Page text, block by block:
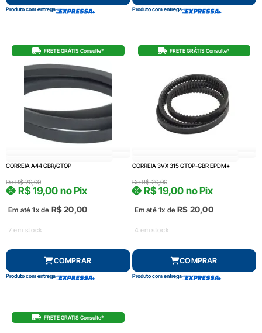
Produto com entrega Produto com entrega
FRETE GRÁTIS Consulte*
CORREIA A44 GBR/GTOP
DeR$20,00
Em até 1x de R$20,00
R$19,00 no Pix
7 em stock
COMPRAR
Produto com entrega
FRETE GRÁTIS Consulte*
CORREIA 3VX 315 GTOP-GBR EPDM+
DeR$20,00
Em até 1x de R$ 20,00
R$19,00 no Pix
4 em stock
COMPRAR
Produto com entrega
FRETE GRÁTIS Consulte*